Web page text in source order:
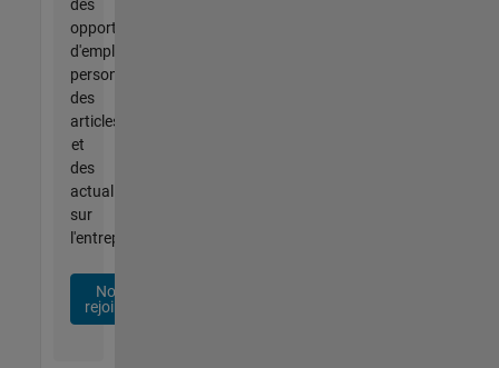
des
opportunités
d'emploi
personnalisées,
des
articles
et
des
actualités
sur
l'entreprise.
Nous
rejoindre